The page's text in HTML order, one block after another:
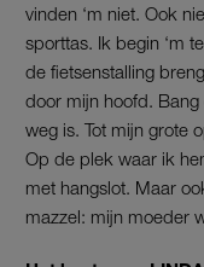
vinden ‘m niet. Ook
sporttas. Ik begin ‘m
de fietsenstalling
door mijn hoofd.
weg is. Tot mijn grote
Op de plek waar ik
met hangslot. Maar
mazzel: mijn moeder